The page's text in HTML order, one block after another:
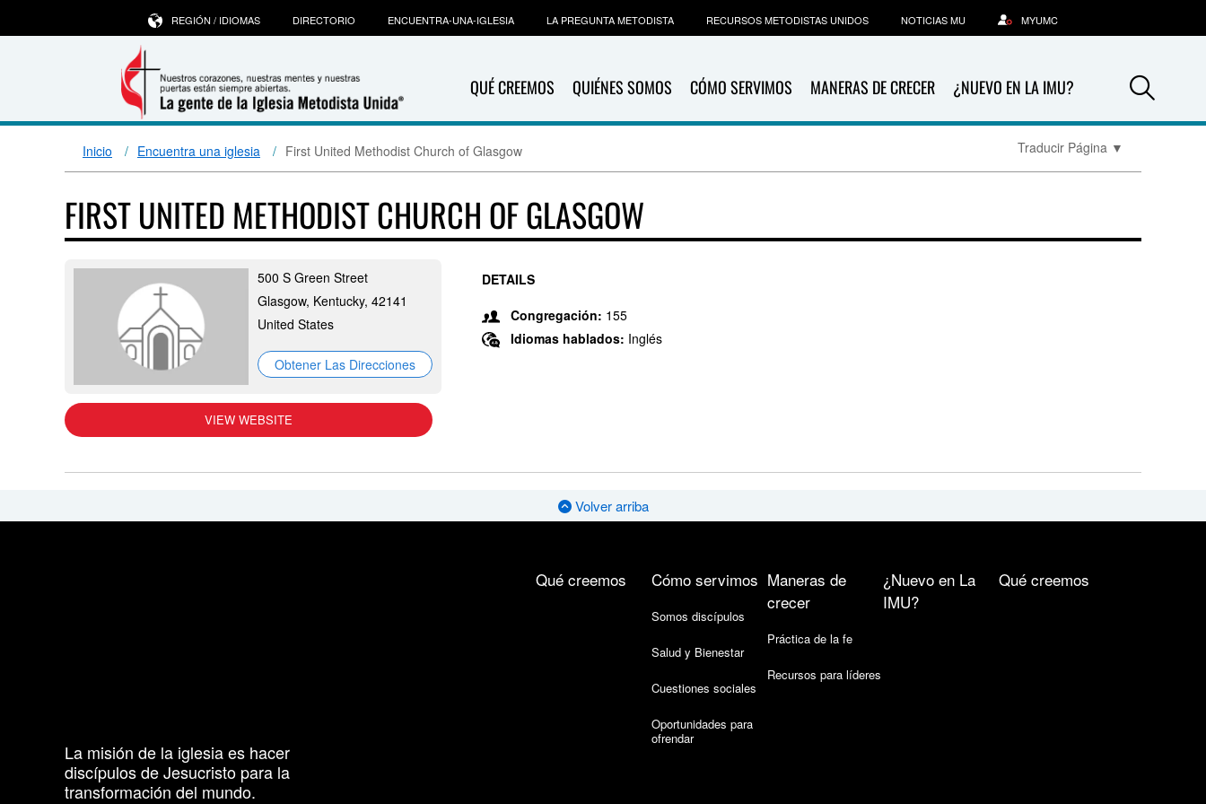
QUÉ CREEMOS QUIÉNES SOMOS CÓMO SERVIMOS MANERAS DE CRECER ¿NUEVO EN LA IMU?
REGIÓN / IDIOMAS DIRECTORIO ENCUENTRA-UNA-IGLESIA LA PREGUNTA METODISTA RECURSOS METODISTAS UNIDOS NOTICIAS MU MYUMC
Inicio Encuentra una iglesia First United Methodist Church of Glasgow Traducir Página ▼
FIRST UNITED METHODIST CHURCH OF GLASGOW
500 S Green Street
Glasgow, Kentucky, 42141
United States
Obtener Las Direcciones
VIEW WEBSITE
DETAILS
Congregación: 155
Idiomas hablados: Inglés
Volver arriba
La misión de la iglesia es hacer
discípulos de Jesucristo para la
transformación del mundo.
Qué creemos Cómo servimos
Somos discípulos
Salud y Bienestar
Cuestiones sociales
Oportunidades para
ofrendar
Maneras de
crecer
Práctica de la fe
Recursos para líderes
¿Nuevo en La
IMU?
Qué creemos